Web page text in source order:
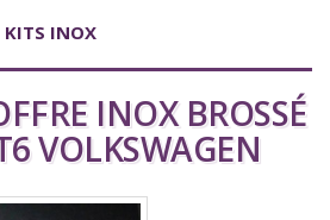
KITS INOX
INOX BROSSÉ
VOLKSWAGEN